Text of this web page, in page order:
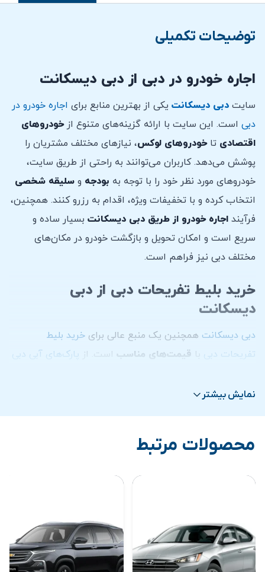
توضیحات تکمیلی
اجاره خودرو در دبی از دبی دیسکانت
سایت دبی دیسکانت یکی از بهترین منابع برای اجاره خودرو در
دبی است. این سایت با ارائه گزینه‌های متنوع ازخودروهای
اقتصادی تاخودروهای لوکس، نیازهای مختلف مشتریان را
پوشش می‌دهد. کاربران می‌توانند به راحتی از طریق سایت،
خودروهای مورد نظر خود را با توجه به بودجه و سلیقه شخصی
انتخاب کرده و با تخفیفات ویژه، اقدام به رزرو کنند. همچنین،
فرآیند اجاره خودرو از طریق دبی دیسکانت بسیار ساده و
سریع است و امکان تحویل و بازگشت خودرو در مکان‌های
مختلف دبی نیز فراهم است.
خرید بلیط تفریحات دبی از دبی
دیسکانت
دبی دیسکانت همچنین یک منبع عالی برای خرید بلیط
تفریحات دبی با قیمت‌های مناسب است. از پارک‌های آبی دبی
بازدید از برج خلیفه
از تجربه‌ای بدون دغدغه و اقتصادی در دبی لذت ببرند.
مزایای استفاده از سایت دبی دیسکانت
تفریحات دبی، مزایای زیادی دارد. این سایت با ارائه
قیمت‌های رقابتیوتخفیفات ویژه، به شما کمک می‌کند تا
هزینه‌های سفر خود را به طور قابل توجهی کاهش دهید. علاوه
نمایش بیشتر
محصولات مرتبط